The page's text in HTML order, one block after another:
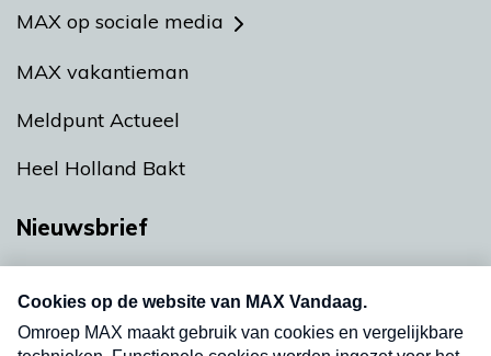
MAX op sociale media
MAX vakantieman
Meldpunt Actueel
Heel Holland Bakt
Nieuwsbrief
nieuwsbrief. Elke vrijdag- en dinsdagochtend in
uw mailbox.